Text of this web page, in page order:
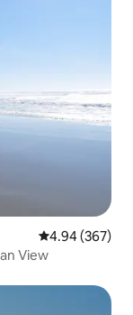
คะแนนเฉลี่ย
4.94 (367)
View